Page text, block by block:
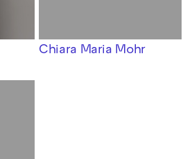
Chiara Maria Mohr